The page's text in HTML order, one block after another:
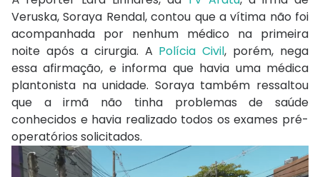
Veruska, Soraya Rendal, contou que a vítima não foi
acompanhada por nenhum médico na primeira
noite após a cirurgia. A Polícia Civil, porém, nega
essa afirmação, e informa que havia uma médica
plantonista na unidade. Soraya também ressaltou
que a irmã não tinha problemas de saúde
conhecidos e havia realizado todos os exames pré-
operatórios solicitados.